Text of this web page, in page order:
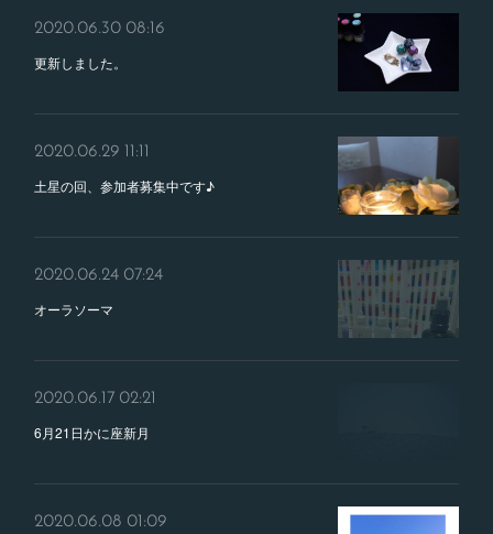
2020.06.30 08:16
更新しました。
2020.06.29 11:11
土星の回、参加者募集中です♪
2020.06.24 07:24
オーラソーマ
2020.06.17 02:21
6月21日かに座新月
2020.06.08 01:09